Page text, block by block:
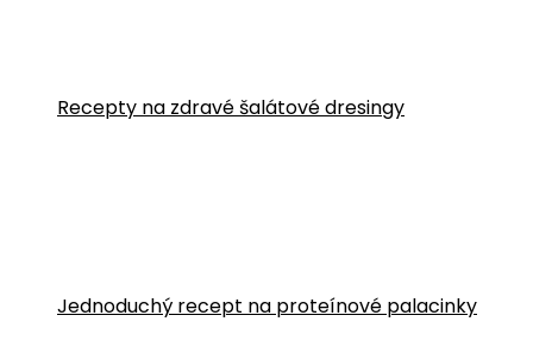
Recepty na zdravé šalátové dresingy
Jednoduchý recept na proteínové palacinky